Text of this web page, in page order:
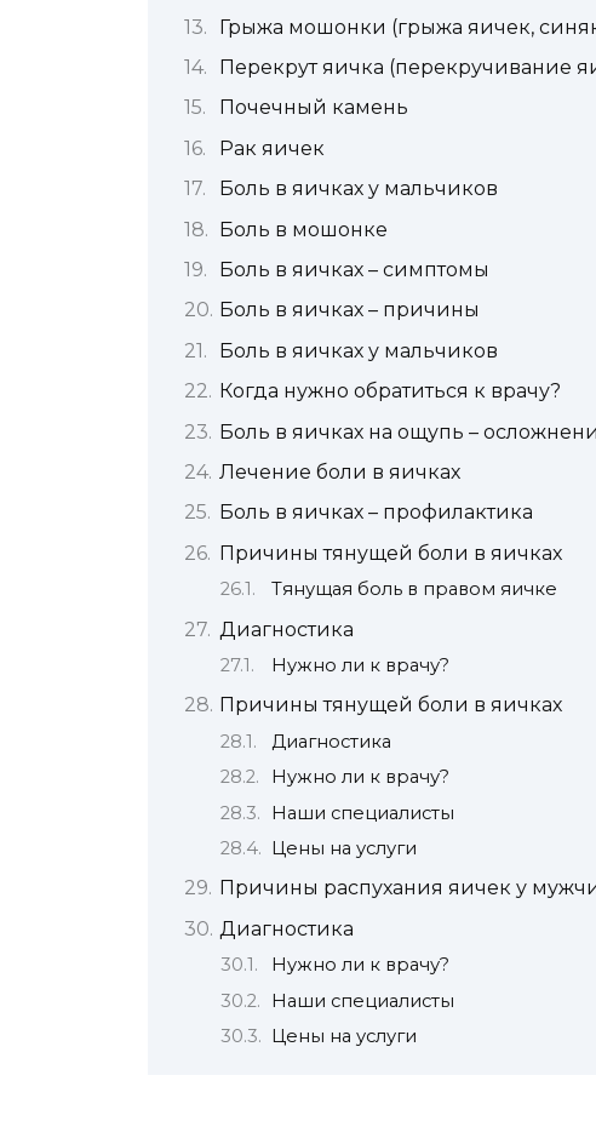
Грыжа мошонки (грыжа яичек,
Перекрут яичка (перекручивание
Почечный камень
Рак яичек
Боль в яичках у мальчиков
Боль в мошонке
Боль в яичках – симптомы
Боль в яичках – причины
Боль в яичках у мальчиков
Когда нужно обратиться к врачу?
Боль в яичках на ощупь –
Лечение боли в яичках
Боль в яичках – профилактика
Причины тянущей боли в яичках
Тянущая боль в правом яичке
Диагностика
Нужно ли к врачу?
Причины тянущей боли в яичках
Диагностика
Нужно ли к врачу?
Наши специалисты
Цены на услуги
Причины распухания яичек у
Диагностика
Нужно ли к врачу?
Наши специалисты
Цены на услуги